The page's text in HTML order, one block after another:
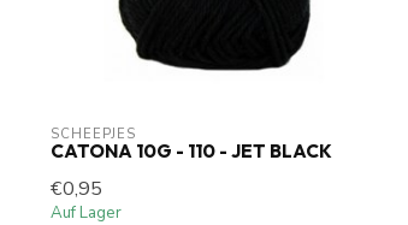
SCHEEPJES
CATONA 10G - 110 - JET BLACK
€0,95
Auf Lager